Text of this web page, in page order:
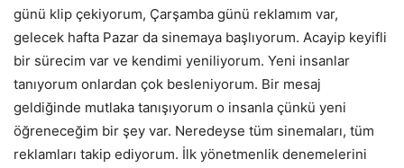
günü klip çekiyorum, Çarşamba günü reklamım var,
gelecek hafta Pazar da sinemaya başlıyorum. Acayip keyifli
bir sürecim var ve kendimi yeniliyorum. Yeni insanlar
tanıyorum onlardan çok besleniyorum. Bir mesaj
geldiğinde mutlaka tanışıyorum o insanla çünkü yeni
öğreneceğim bir şey var. Neredeyse tüm sinemaları, tüm
reklamları takip ediyorum. İlk yönetmenlik denemelerini